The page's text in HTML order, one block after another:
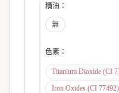
精油 ：
無
色素 ：
Titanium Dioxide (CI
Iron Oxides (CI 77492)